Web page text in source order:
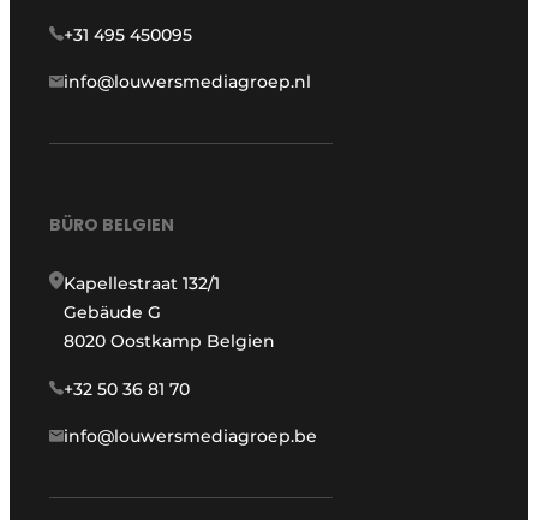
+31 495 450095
info@louwersmediagroep.nl
BÜRO BELGIEN
Kapellestraat 132/1
Gebäude G
8020 Oostkamp Belgien
+32 50 36 81 70
info@louwersmediagroep.be